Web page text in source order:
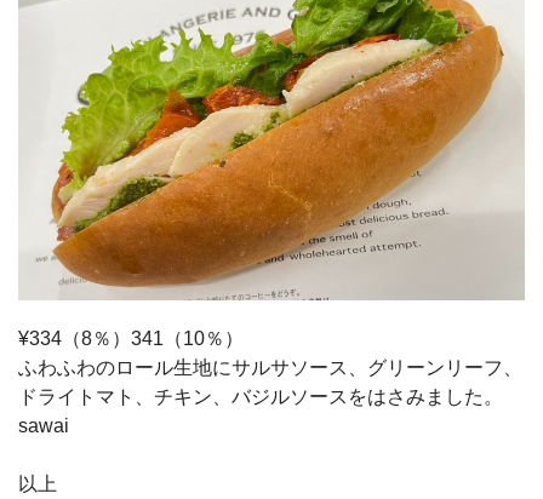
¥334（8％）341（10％）
ふわふわのロール生地にサルサソース、グリーンリーフ、
ドライトマト、チキン、バジルソースをはさみました。
sawai
以上